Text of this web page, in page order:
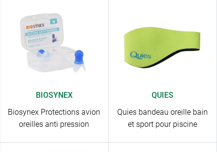
BIOSYNEX
Biosynex Protections avion
oreilles anti pression
QUIES
Quies bandeau oreille bain
et sport pour piscine